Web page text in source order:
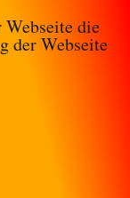
die
der Webseite